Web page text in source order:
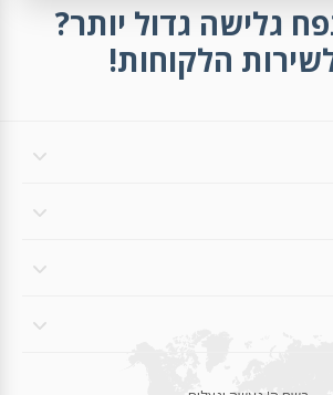
גלישה גדול יותר?
הלקוחות!